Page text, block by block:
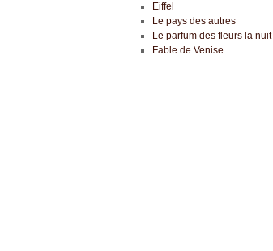
Eiffel
Le pays des autres
Le parfum des fleurs la nuit
Fable de Venise